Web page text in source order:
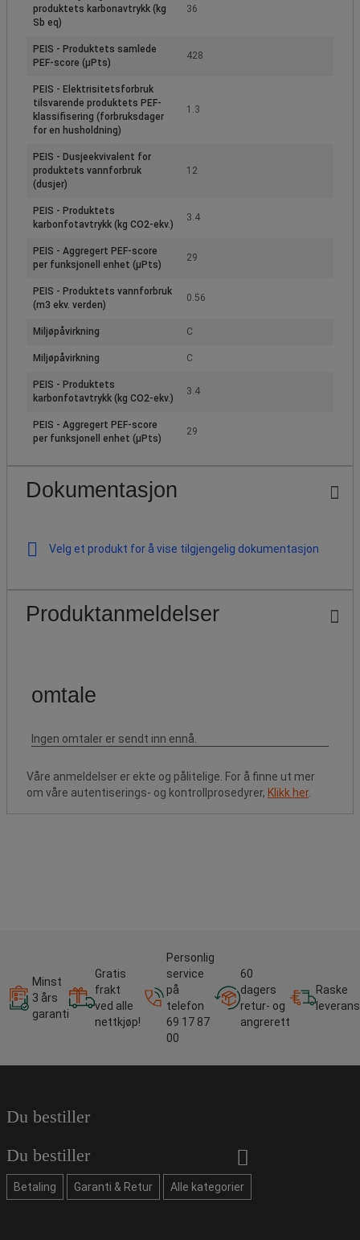
produktets karbonavtrykk (kg
Sb eq)
36
PEIS - Produktets samlede
PEF-score (µPts)
428
PEIS - Elektrisitetsforbruk
tilsvarende produktets PEF-
klassifisering (forbruksdager
for en husholdning)
1.3
PEIS - Dusjeekvivalent for
produktets vannforbruk
(dusjer)
12
PEIS - Produktets
karbonfotavtrykk (kg CO2-ekv.)
3.4
PEIS - Aggregert PEF-score
per funksjonell enhet (µPts)
29
PEIS - Produktets vannforbruk
(m3 ekv. verden)
0.56
Miljøpåvirkning C
Miljøpåvirkning C
PEIS - Produktets
karbonfotavtrykk (kg CO2-ekv.)
3.4
PEIS - Aggregert PEF-score
per funksjonell enhet (µPts)
29
Dokumentasjon
Velg et produkt for å vise tilgjengelig dokumentasjon
Produktanmeldelser
Våre anmeldelser er ekte og pålitelige. For å finne ut mer
om våre autentiserings- og kontrollprosedyrer, Klikk her.
Minst
3 års
garanti
Gratis
frakt
ved alle
nettkjøp!
Personlig
service
på
telefon
69 17 87
00
60
dagers
retur- og
angrerett
Raske
Du bestiller
Du bestiller
Betaling Garanti & Retur Alle kategorier